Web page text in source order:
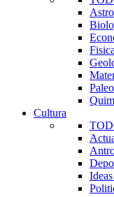
Fisica
Cultura